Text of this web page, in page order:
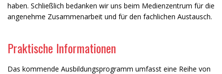
haben. Schließlich bedanken wir uns beim Medienzentrum für die
angenehme Zusammenarbeit und für den fachlichen Austausch.
Praktische Informationen
Das kommende Ausbildungsprogramm umfasst eine Reihe von